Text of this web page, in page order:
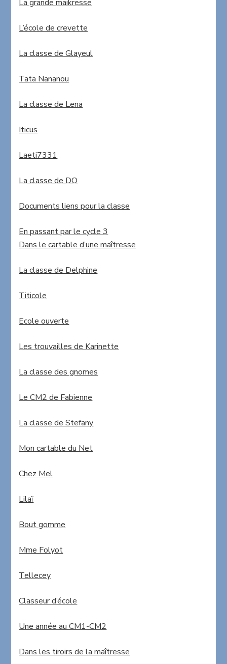
La grande maikresse
L’école de crevette
La classe de Glayeul
Tata Nananou
La classe de Lena
Iticus
Laeti7331
La classe de DO
Documents liens pour la classe
En passant par le cycle 3
Dans le cartable d’une maîtresse
La classe de Delphine
Titicole
Ecole ouverte
Les trouvailles de Karinette
La classe des gnomes
Le CM2 de Fabienne
La classe de Stefany
Mon cartable du Net
Chez Mel
Lilaï
Bout gomme
Mme Folyot
Tellecey
Classeur d’école
Une année au CM1-CM2
Dans les tiroirs de la maîtresse